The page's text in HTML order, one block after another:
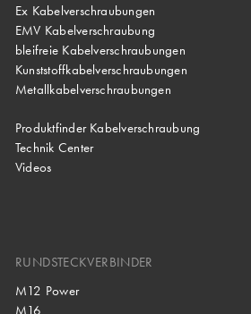
Ex Kabelverschraubungen
EMV Kabelverschraubung
bleifreie Kabelverschraubungen
Kunststoffkabelverschraubungen
Metallkabelverschraubungen
Produktfinder Kabelverschraubung
Technik Center
Videos
RUNDSTECKVERBINDER
M12 Power
M16